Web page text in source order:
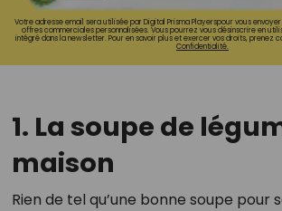
Votre adresse email sera utilisée par Digital Prisma Playerspour vous
offres commerciales personnalisées. Vous pourrez vous désinscrire en
intégré dans la newsletter. Pour en savoir plus et exercer vos droits, prenez
Confidentialité.
1. La soupe de
maison
Rien de tel qu’une bonne soupe pour